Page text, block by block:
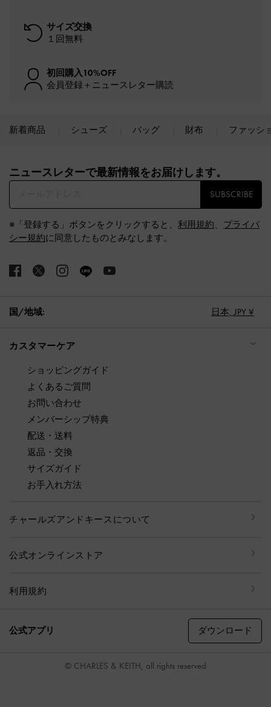
サイズ交換
１回無料
初回購入10%OFF
会員登録＋ニュースレター購読
新着商品 シューズ バッグ 財布 ファッシ
ニュースレターで最新情報をお届けします。​
SUBSCRIBE
※「登録する」ボタンをクリックすると、 利用規約、 プライバ
シー規約に同意したものとみなします。
国/地域: 日本, JPY ¥
カスタマーケア
ショッピングガイド
よくあるご質問
お問い合わせ
メンバーシップ特典
配送・送料
返品・交換
サイズガイド
お手入れ方法
チャールズアンドキースについて
公式オンラインストア
利用規約
公式アプリ ダウンロード
© CHARLES & KEITH, all rights reserved